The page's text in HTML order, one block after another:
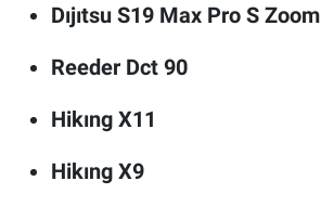
Dıjıtsu S19 Max Pro S Zoom
Reeder Dct 90
Hikıng X11
Hikıng X9